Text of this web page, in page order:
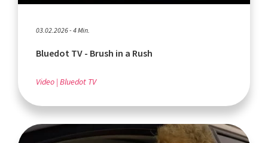
03.02.2026 - 4 Min.
Bluedot TV - Brush in a Rush
Video Bluedot TV